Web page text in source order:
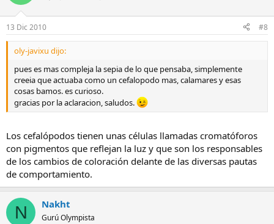
13 Dic 2010 #8
oly-javixu dijo:
pues es mas compleja la sepia de lo que pensaba, simplemente
creeia que actuaba como un cefalopodo mas, calamares y esas
cosas bamos. es curioso.
gracias por la aclaracion, saludos.
Los cefalópodos tienen unas células llamadas cromatóforos
con pigmentos que reflejan la luz y que son los responsables
de los cambios de coloración delante de las diversas pautas
de comportamiento.
N Nakht
Gurú Olympista